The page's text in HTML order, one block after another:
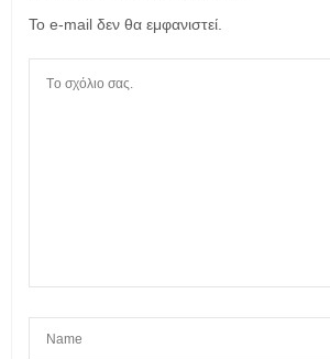
Το e-mail δεν θα εμφανιστεί.